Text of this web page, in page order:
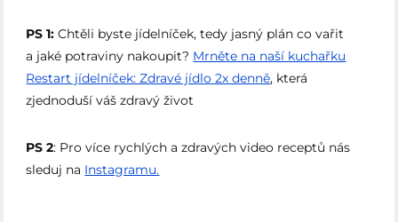
PS 1: Chtěli byste jídelníček, tedy jasný plán co vařit
a jaké potraviny nakoupit? Mrněte na naší kuchařku
Restart jídelníček: Zdravé jídlo 2x denně⁠, která
zjednoduší váš zdravý život
PS 2: Pro více rychlých a zdravých video receptů nás
sleduj na Instagramu.